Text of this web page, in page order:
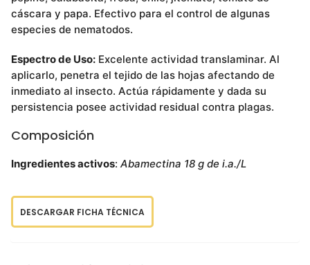
cáscara y papa. Efectivo para el control de algunas
especies de nematodos.
Espectro de Uso: Excelente actividad translaminar. Al
aplicarlo, penetra el tejido de las hojas afectando de
inmediato al insecto. Actúa rápidamente y dada su
persistencia posee actividad residual contra plagas.
Composición
Ingredientes activos: Abamectina 18 g de i.a./L
DESCARGAR FICHA TÉCNICA